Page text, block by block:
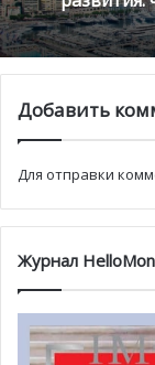
для
Монако
развития:
помог
Добавить
Для отправки
Журнал